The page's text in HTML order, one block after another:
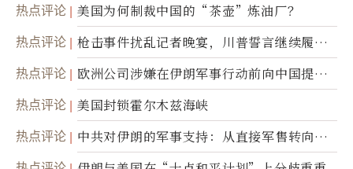
热点评论 美国为何制裁中国的“茶壶”炼油厂？
热点评论
枪击事件扰乱记者晚宴，川普誓言继续履行
职责
热点评论
欧洲公司涉嫌在伊朗军事行动前向中国提供
美军基地的卫星图像
热点评论 美国封锁霍尔木兹海峡
热点评论
中共对伊朗的军事支持：从直接军售转向间
接技术转让